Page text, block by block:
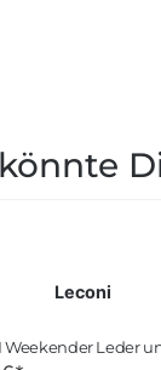
Leconi
Weekender Leder